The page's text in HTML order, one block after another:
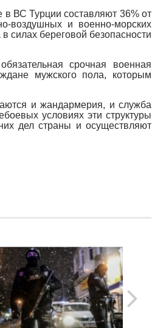
ВС Турции составляют 36% от
воздушных и военно-морских
силах береговой безопасности
срочная военная
мужского пола, которым
и жандармерия, и служба
условиях эти структуры
дел страны и осуществляют